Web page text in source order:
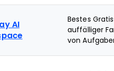
AI
Bestes
auffälliger
von